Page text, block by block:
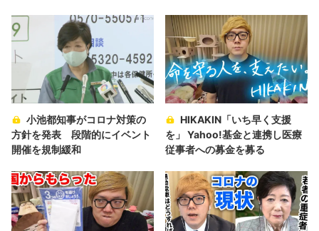
小池都知事がコロナ対策の
方針を発表 段階的にイベント
開催を規制緩和
HIKAKIN「いち早く支援
を」 Yahoo!基金と連携し医療
従事者への募金を募る